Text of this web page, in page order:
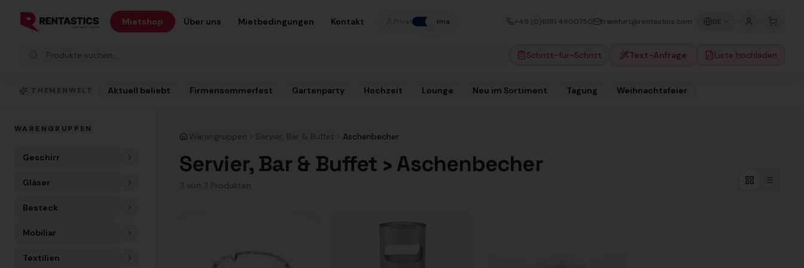
Mietshop Über uns Mietbedingungen Kontakt Firma +49 (0)6181 4900750 frankfurt@rentastics.com DE
Produkte suchen Schritt-für-Schritt Text-Anfrage Liste hochladen
THEMENWELT Aktuell beliebt Firmensommerfest Gartenparty Hochzeit Lounge Neu im Sortiment Tagung Weihnachtsfeier
WARENGRUPPEN
Geschirr
Gläser
Besteck
Mobiliar
Textilien
Warengruppen Servier, Bar & Buffet Aschenbecher
Servier, Bar & Buffet › Aschenbecher
3 von 3 Produkten